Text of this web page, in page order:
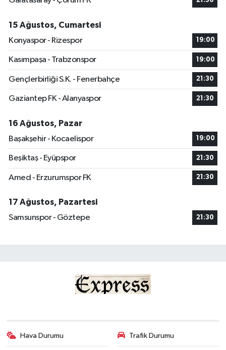
15 Ağustos, Cumartesi
Konyaspor - Rizespor
19:00
Kasımpaşa - Trabzonspor 19:00
Gençlerbirliği S.K. - Fenerbahçe 21:30
Gaziantep FK - Alanyaspor 21:30
16 Ağustos, Pazar
Başakşehir - Kocaelispor
19:00
Beşiktaş - Eyüpspor 21:30
Amed - Erzurumspor FK 21:30
17 Ağustos, Pazartesi
Samsunspor - Göztepe
21:30
Hava Durumu Trafik Durumu